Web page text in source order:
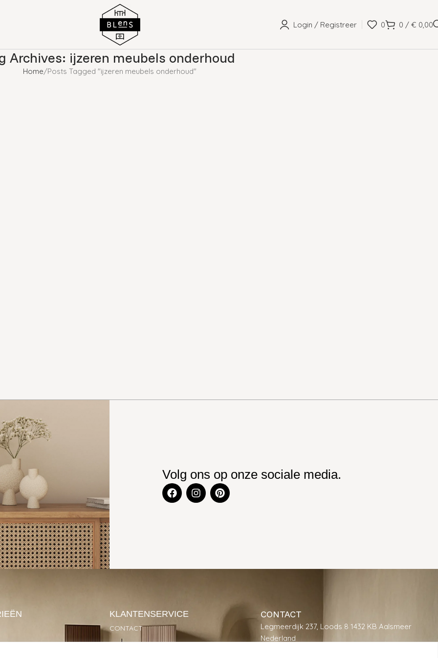
Login / Registreer 0 0 / € 0,00
Archives: ijzeren meubels onderhoud
Home Posts Tagged "ijzeren meubels onderhoud"
Volg ons op onze sociale media.
KLANTENSERVICE
CONTACT
GARANTIE
CONTACT
Legmeerdijk 237, Loods 8 1432 KB Aalsmeer
Nederland